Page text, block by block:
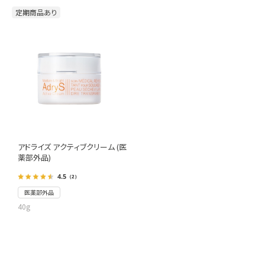
定期商品あり
アドライズ アクティブクリーム (医
薬部外品)
4.5 （2）
医薬部外品
40g